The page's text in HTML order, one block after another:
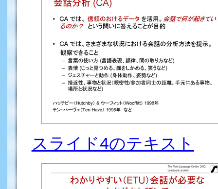
スライド4のテキスト